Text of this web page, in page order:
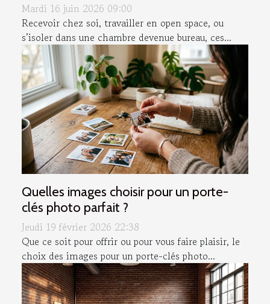
Mardi 16 juin 2026 09:00
Recevoir chez soi, travailler en open space, ou
s’isoler dans une chambre devenue bureau, ces...
Quelles images choisir pour un porte-
clés photo parfait ?
Jeudi 19 février 2026 22:38
Que ce soit pour offrir ou pour vous faire plaisir, le
choix des images pour un porte-clés photo...